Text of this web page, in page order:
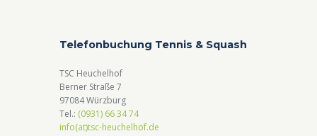
Telefonbuchung Tennis & Squash
TSC Heuchelhof
Berner Straße 7
97084 Würzburg
Tel.: (0931) 66 34 74
info(at)tsc-heuchelhof.de